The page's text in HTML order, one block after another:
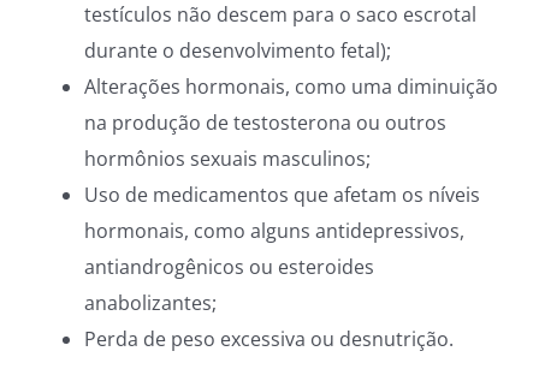
testículos não descem para o saco escrotal
durante o desenvolvimento fetal);
Alterações hormonais, como uma diminuição
na produção de testosterona ou outros
hormônios sexuais masculinos;
Uso de medicamentos que afetam os níveis
hormonais, como alguns antidepressivos,
antiandrogênicos ou esteroides
anabolizantes;
Perda de peso excessiva ou desnutrição.